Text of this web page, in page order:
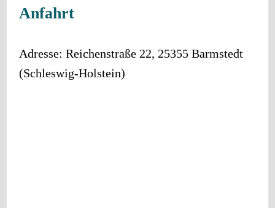
Anfahrt
Adresse: Reichenstraße 22, 25355 Barmstedt
(Schleswig-Holstein)